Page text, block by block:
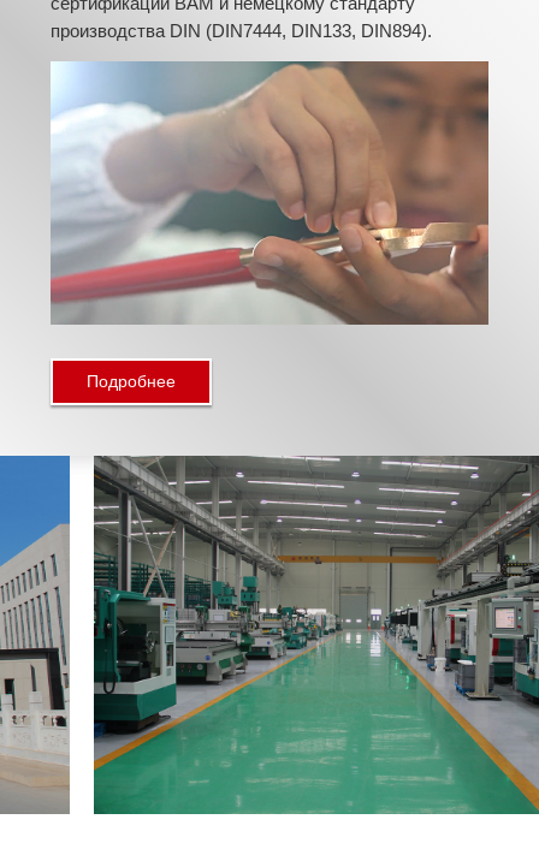
производства DIN (DIN7444, DIN133, DIN894).
Подробнее